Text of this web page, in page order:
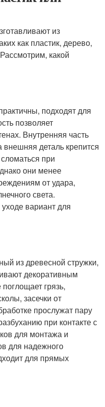
из
как пластик, дерево,
какой
подходят для
позволяет
Внутренняя часть
внешняя деталь крепится
при
они менее
от удара,
света.
вариант для
из древесной стружки,
декоративным
грязь,
засечки от
прослужат пару
при контакте с
для монтажа и
для надежного
для прямых